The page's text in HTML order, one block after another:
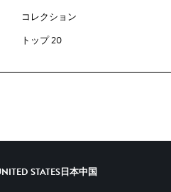
コレクション
トップ 20
STATES日本中国